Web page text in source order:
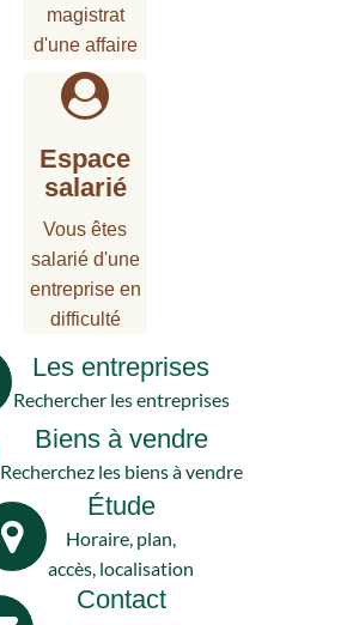
magistrat
d'une affaire
Espace
salarié
Vous êtes
salarié d'une
entreprise en
difficulté
Les entreprises
Rechercher les entreprises
Biens à vendre
Recherchez les biens à vendre
Étude
Horaire, plan,
accès, localisation
Contact